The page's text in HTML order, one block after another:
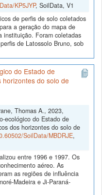
KP5JYP, SoilData, V1
de perfis de solo coletados
a geração do mapa de
instituição. Foram coletadas
de Latossolo Bruno, sob
do Estado de
do solo de
Thomas A., 2023,
ecológico do Estado de
dos horizontes do solo de
SoilData/MBDRJE,
entre 1996 e 1997. Os
aéreo. As
as regiões de influência
Madeira e Ji-Paraná-